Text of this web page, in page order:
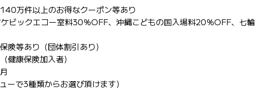
万件以上のお得なクーポン等あり
ビックエコー室料30％OFF、沖縄こどもの国入場料20％OFF、七輪
険等あり（団体割引あり）
健康保険加入者）
ーで3種類からお選び頂けます）